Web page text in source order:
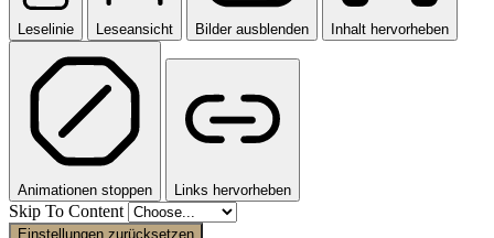
Leselinie Leseansicht Bilder ausblenden Inhalt hervorheben
Animationen stoppen Links hervorheben
Skip To Content
Einstellungen zurücksetzen